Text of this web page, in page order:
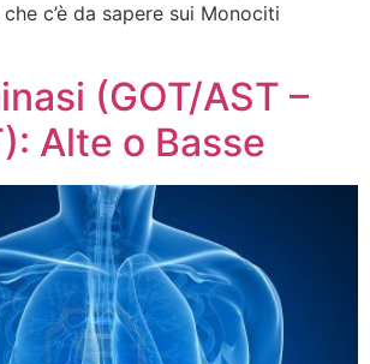
c’è da sapere sui Monociti
(GOT/AST –
Alte o Basse